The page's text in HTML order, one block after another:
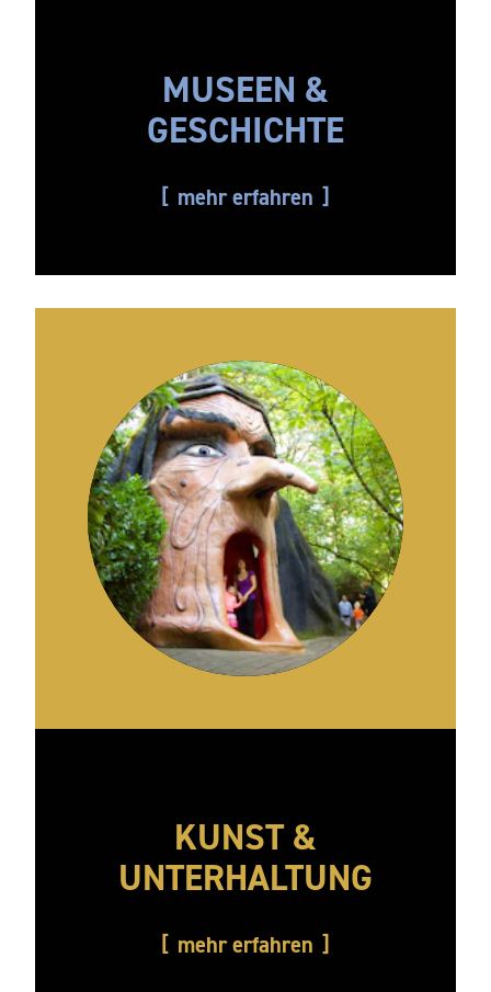
MUSEEN &
GESCHICHTE
mehr erfahren
KUNST &
UNTERHALTUNG
mehr erfahren